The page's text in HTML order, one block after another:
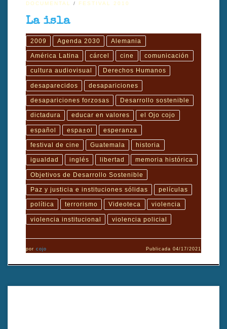
DOCUMENTAL FESTIVAL 2010
La isla
2009 Agenda 2030 Alemania
América Latina cárcel cine comunicación
cultura audiovisual Derechos Humanos
desaparecidos desapariciones
desapariciones forzosas Desarrollo sostenible
dictadura educar en valores el Ojo cojo
español espa±ol esperanza
festival de cine Guatemala historia
igualdad inglés libertad memoria histórica
Objetivos de Desarrollo Sostenible
Paz y justicia e instituciones sólidas películas
política terrorismo Videoteca violencia
violencia institucional violencia policial
por cojo Publicada04/17/2021